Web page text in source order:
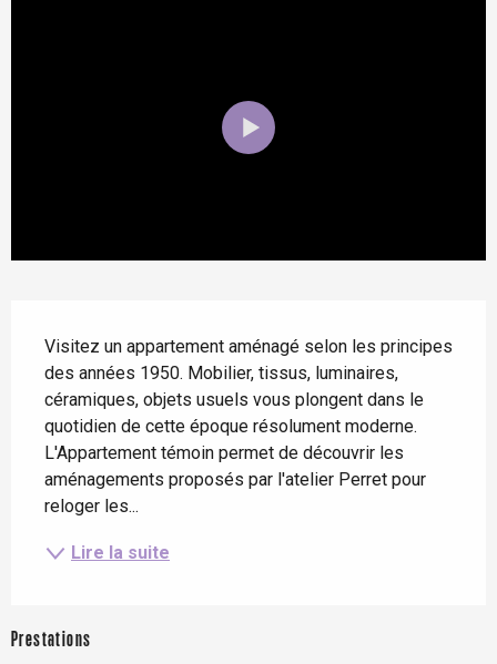
Visitez un appartement aménagé selon les principes
des années 1950. Mobilier, tissus, luminaires,
céramiques, objets usuels vous plongent dans le
quotidien de cette époque résolument moderne.
L'Appartement témoin permet de découvrir les
aménagements proposés par l'atelier Perret pour
reloger les...
Lire la suite
Prestations